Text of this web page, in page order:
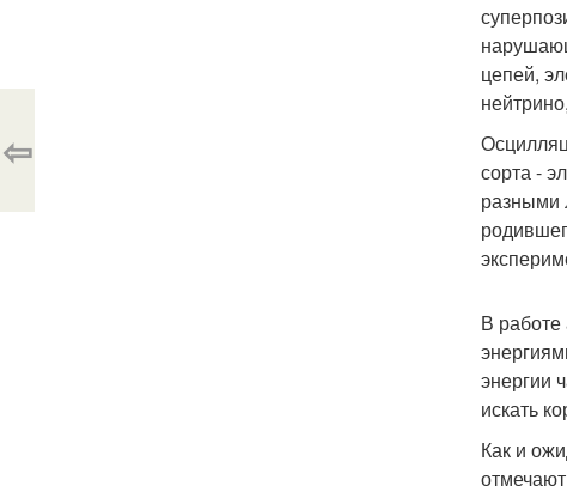
цепей,
сорта -
разными
В
энергии
искать
Как и
⇦